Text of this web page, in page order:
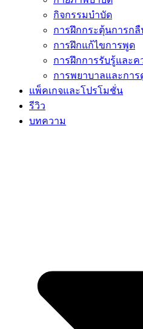
กิจกรรมบำบัด
การฝึกกระตุ้นการก
การฝึกแก้ไขการพูด
การฝึกการรับรู้และค
การพยาบาลและการ
แพ็คเกจและโปรโมชั่น
รีวิว
บทความ